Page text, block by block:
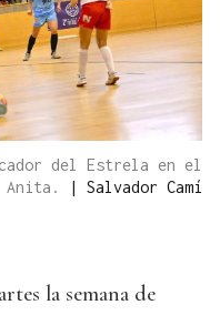
del Estrela en el
Anita.
| Salvador Camí
la semana de